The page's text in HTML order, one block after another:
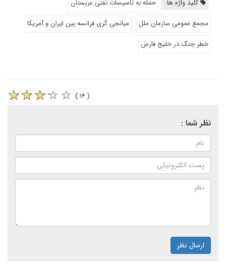
کلید واژه ها:
حمله به تاسیسات نفتی عربستان
مجمع عمومی سازمان ملل
میانجی گری فرانسه بین ایران و آمریکا
خطر جنگ در خلیج فارس
( ۱۴ )
نظر شما :
ارسال نظر